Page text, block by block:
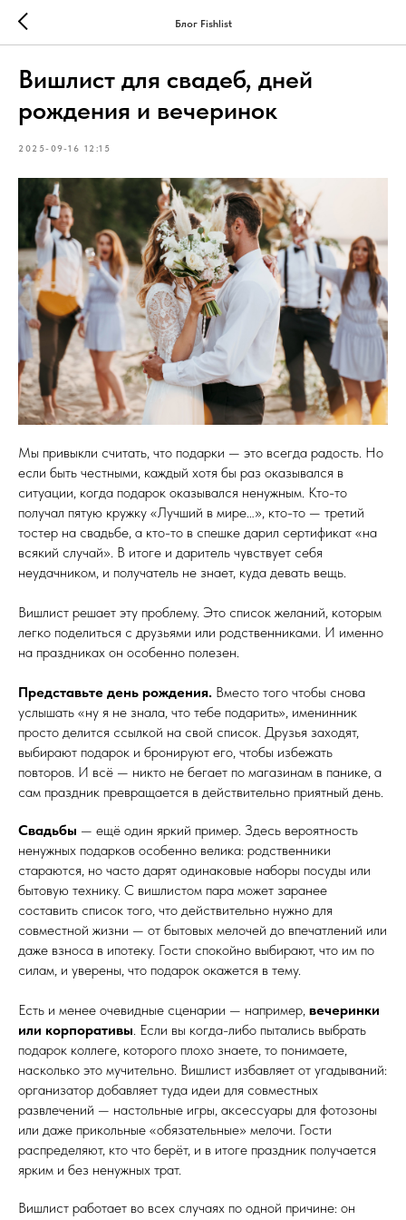
Блог Fishlist
Вишлист для свадеб, дней
рождения и вечеринок
2025-09-16 12:15
Мы привыкли считать, что подарки — это всегда радость. Но
если быть честными, каждый хотя бы раз оказывался в
ситуации, когда подарок оказывался ненужным. Кто-то
получал пятую кружку «Лучший в мире…», кто-то — третий
тостер на свадьбе, а кто-то в спешке дарил сертификат «на
всякий случай». В итоге и даритель чувствует себя
неудачником, и получатель не знает, куда девать вещь.
Вишлист решает эту проблему. Это список желаний, которым
легко поделиться с друзьями или родственниками. И именно
на праздниках он особенно полезен.
Представьте день рождения. Вместо того чтобы снова
услышать «ну я не знала, что тебе подарить», именинник
просто делится ссылкой на свой список. Друзья заходят,
выбирают подарок и бронируют его, чтобы избежать
повторов. И всё — никто не бегает по магазинам в панике, а
сам праздник превращается в действительно приятный день.
Свадьбы — ещё один яркий пример. Здесь вероятность
ненужных подарков особенно велика: родственники
стараются, но часто дарят одинаковые наборы посуды или
бытовую технику. С вишлистом пара может заранее
составить список того, что действительно нужно для
совместной жизни — от бытовых мелочей до впечатлений или
даже взноса в ипотеку. Гости спокойно выбирают, что им по
силам, и уверены, что подарок окажется в тему.
Есть и менее очевидные сценарии — например, вечеринки
или корпоративы. Если вы когда-либо пытались выбрать
подарок коллеге, которого плохо знаете, то понимаете,
насколько это мучительно. Вишлист избавляет от угадываний:
организатор добавляет туда идеи для совместных
развлечений — настольные игры, аксессуары для фотозоны
или даже прикольные «обязательные» мелочи. Гости
распределяют, кто что берёт, и в итоге праздник получается
ярким и без ненужных трат.
Вишлист работает во всех случаях по одной причине: он